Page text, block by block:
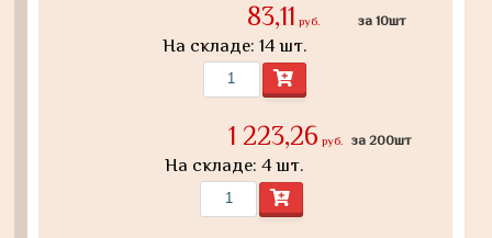
83,11 руб. за 10шт
На складе: 14 шт.
1 223,26 руб. за 200шт
На складе: 4 шт.